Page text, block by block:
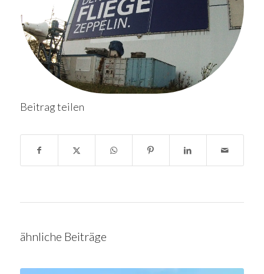
Beitrag teilen
ähnliche Beiträge